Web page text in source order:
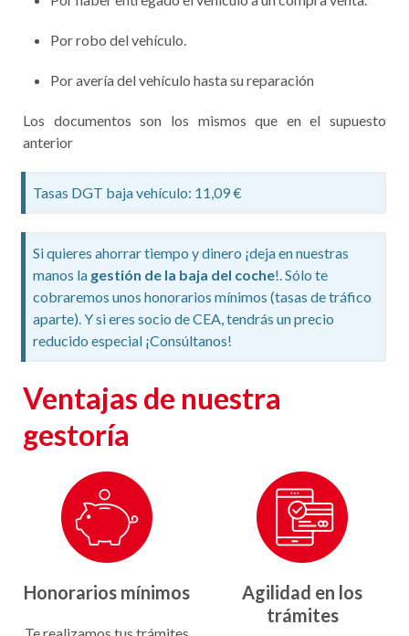
Por robo del vehículo.
Por avería del vehículo hasta su reparación
Los documentos son los mismos que en el supuesto
anterior
Tasas DGT baja vehículo: 11,09 €
Si quieres ahorrar tiempo y dinero ¡deja en nuestras
manos la gestión de la baja del coche!. Sólo te
cobraremos unos honorarios mínimos (tasas de tráfico
aparte). Y si eres socio de CEA, tendrás un precio
reducido especial ¡Consúltanos!
Ventajas de nuestra
gestoría
Honorarios mínimos
Agilidad en los
trámites